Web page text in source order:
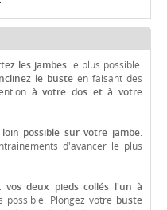
les jambes le plus possible.
le buste en faisant des
à votre dos et à votre
possible sur votre jambe.
d'avancer le plus
vos deux pieds collés l'un à
possible. Plongez votre buste